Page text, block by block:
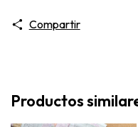
Compartir
Productos